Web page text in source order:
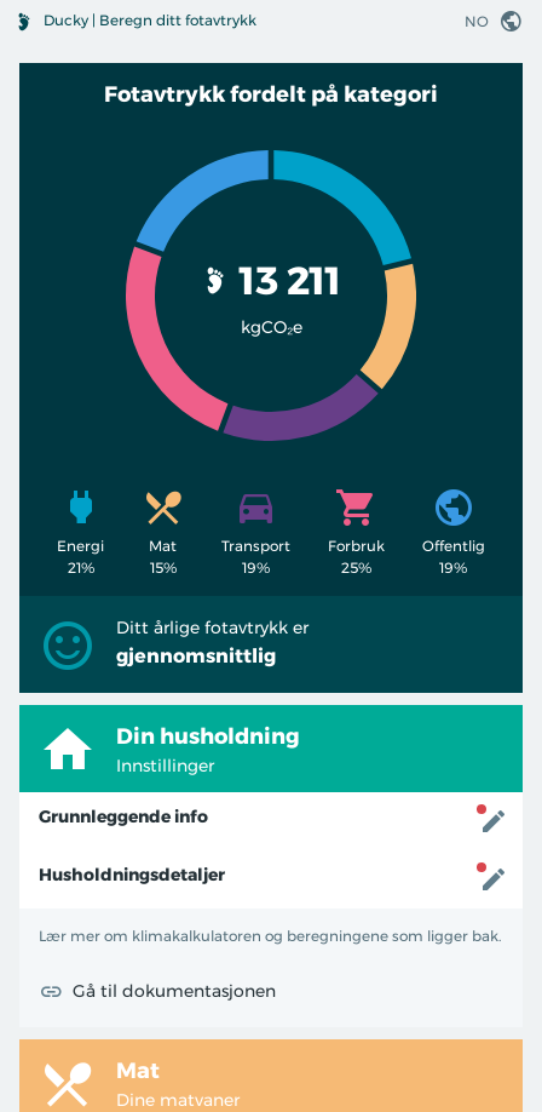
Ducky | Beregn ditt fotavtrykk NO
Fotavtrykk fordelt på kategori
13 211
kgCO₂e
Energi
21%
Mat
15%
Transport
19%
Forbruk
25%
Offentlig
19%
Ditt årlige fotavtrykk er
gjennomsnittlig
Din husholdning
Innstillinger
Grunnleggende info
Husholdningsdetaljer
Lær mer om klimakalkulatoren og beregningene som ligger bak.
Gå til dokumentasjonen
Mat
Dine matvaner